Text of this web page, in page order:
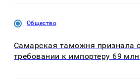
Общество
Самарская таможня признала
требовании к импортеру 69